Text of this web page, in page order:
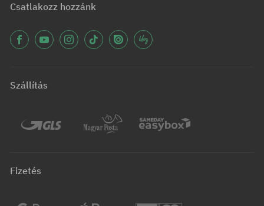
Csatlakozz hozzánk
Szállítás
Fizetés